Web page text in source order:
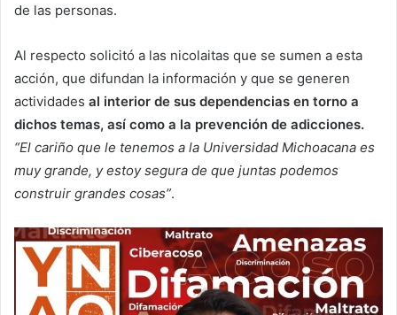
de las personas.
Al respecto solicitó a las nicolaitas que se sumen a esta
acción, que difundan la información y que se generen
actividades al interior de sus dependencias en torno a
dichos temas, así como a la prevención de adicciones.
“El cariño que le tenemos a la Universidad Michoacana es
muy grande, y estoy segura de que juntas podemos
construir grandes cosas”.